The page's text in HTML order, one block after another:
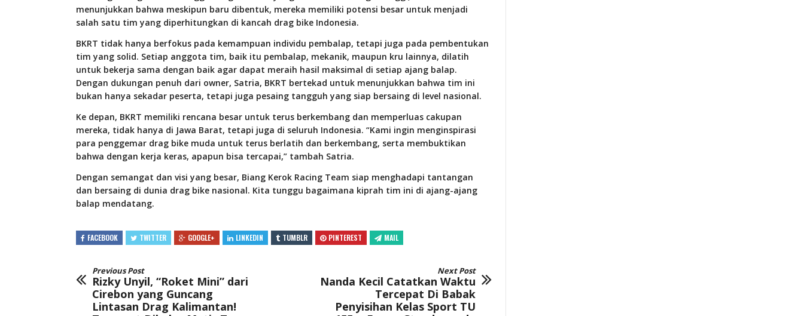
menunjukkan bahwa meskipun baru dibentuk, mereka memiliki potensi besar untuk menjadi
salah satu tim yang diperhitungkan di kancah drag bike Indonesia.
BKRT tidak hanya berfokus pada kemampuan individu pembalap, tetapi juga pada pembentukan
tim yang solid. Setiap anggota tim, baik itu pembalap, mekanik, maupun kru lainnya, dilatih
untuk bekerja sama dengan baik agar dapat meraih hasil maksimal di setiap ajang balap.
Dengan dukungan penuh dari owner, Satria, BKRT bertekad untuk menunjukkan bahwa tim ini
bukan hanya sekadar peserta, tetapi juga pesaing tangguh yang siap bersaing di level nasional.
Ke depan, BKRT memiliki rencana besar untuk terus berkembang dan memperluas cakupan
mereka, tidak hanya di Jawa Barat, tetapi juga di seluruh Indonesia. “Kami ingin menginspirasi
para penggemar drag bike muda untuk terus berlatih dan berkembang, serta membuktikan
bahwa dengan kerja keras, apapun bisa tercapai,” tambah Satria.
Dengan semangat dan visi yang besar, Biang Kerok Racing Team siap menghadapi tantangan
dan bersaing di dunia drag bike nasional. Kita tunggu bagaimana kiprah tim ini di ajang-ajang
balap mendatang.
FACEBOOK TWITTER GOOGLE+ LINKEDIN TUMBLR PINTEREST MAIL
Previous Post
Rizky Unyil, “Roket Mini” dari
Cirebon yang Guncang
Lintasan Drag Kalimantan!
Next Post
Nanda Kecil Catatkan Waktu
Tercepat Di Babak
Penyisihan Kelas Sport TU